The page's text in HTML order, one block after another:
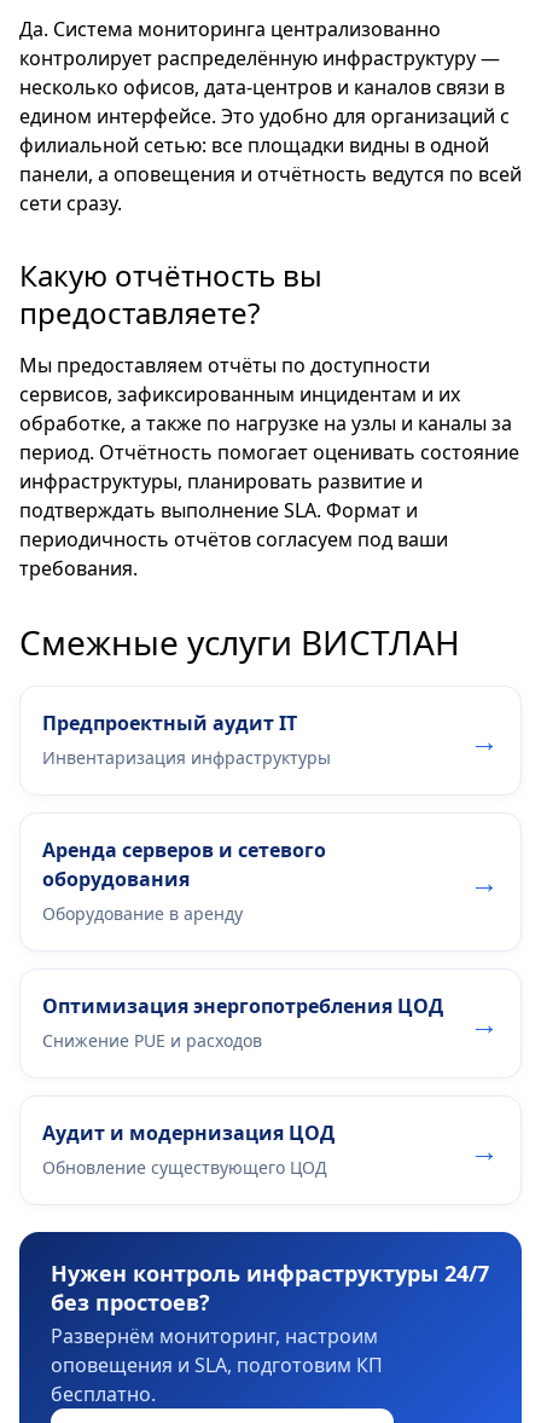
Да. Система мониторинга централизованно
контролирует распределённую инфраструктуру —
несколько офисов, дата-центров и каналов связи в
едином интерфейсе. Это удобно для организаций с
филиальной сетью: все площадки видны в одной
панели, а оповещения и отчётность ведутся по всей
сети сразу.
Какую отчётность вы
предоставляете?
Мы предоставляем отчёты по доступности
сервисов, зафиксированным инцидентам и их
обработке, а также по нагрузке на узлы и каналы за
период. Отчётность помогает оценивать состояние
инфраструктуры, планировать развитие и
подтверждать выполнение SLA. Формат и
периодичность отчётов согласуем под ваши
требования.
Смежные услуги ВИСТЛАН
Предпроектный аудит IT
Инвентаризация инфраструктуры →
Аренда серверов и сетевого
оборудования
Оборудование в аренду
→
Оптимизация энергопотребления ЦОД
Снижение PUE и расходов →
Аудит и модернизация ЦОД
Обновление существующего ЦОД →
Нужен контроль инфраструктуры 24/7
без простоев?
Развернём мониторинг, настроим
оповещения и SLA, подготовим КП
бесплатно.